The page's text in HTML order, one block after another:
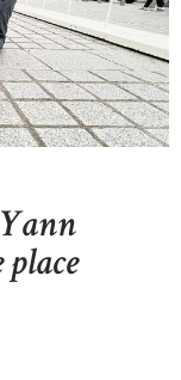
place